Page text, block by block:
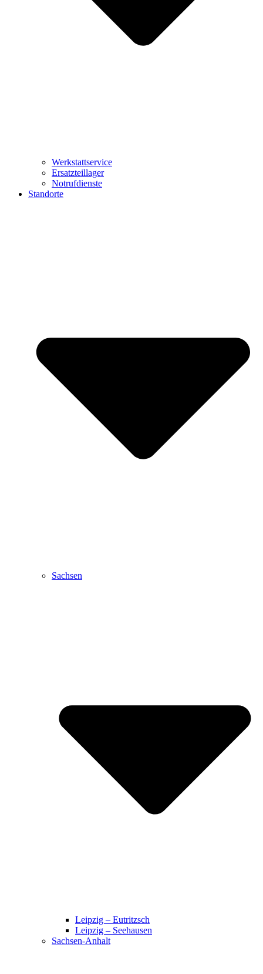
Werkstattservice
Ersatzteillager
Notrufdienste
Standorte
Sachsen
Leipzig – Eutritzsch
Leipzig – Seehausen
Sachsen-Anhalt